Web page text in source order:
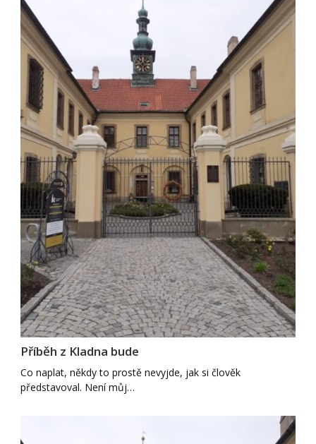
Příběh z Kladna bude
Co naplat, někdy to prostě nevyjde, jak si člověk
představoval. Není můj…